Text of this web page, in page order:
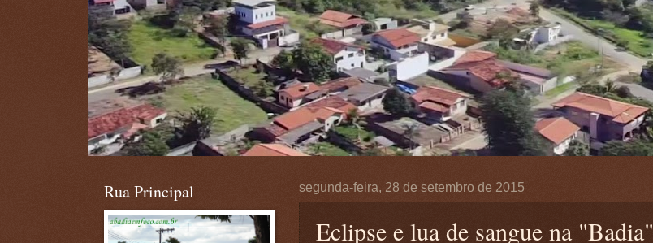
segunda-feira, 28 de setembro de 2015
Eclipse e lua de sangue na "Badia"
Rua Principal